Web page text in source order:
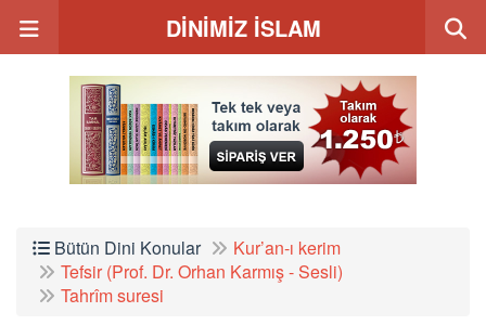
DİNİMİZ İSLAM
Bütün Dini Konular
Kur’an-ı kerim
Tefsir (Prof. Dr. Orhan Karmış - Sesli)
Tahrîm suresi